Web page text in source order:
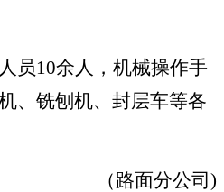
员10余人，机械操作手
、铣刨机、封层车等各
（路面分公司 )